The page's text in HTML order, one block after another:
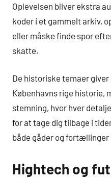
Oplevelsen bliver ekstra
koder i et gammelt arkiv,
eller måske finde spor
skatte.
De historiske temaer
Københavns rige historie,
stemning, hvor hver
for at tage dig tilbage i
både gåder og
Hightech og